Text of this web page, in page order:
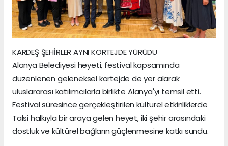
KARDEŞ ŞEHİRLER AYNI KORTEJDE YÜRÜDÜ
Alanya Belediyesi heyeti, festival kapsamında
düzenlenen geleneksel kortejde de yer alarak
uluslararası katılımcılarla birlikte Alanya'yı temsil etti.
Festival süresince gerçekleştirilen kültürel etkinliklerde
Talsi halkıyla bir araya gelen heyet, iki şehir arasındaki
dostluk ve kültürel bağların güçlenmesine katkı sundu.